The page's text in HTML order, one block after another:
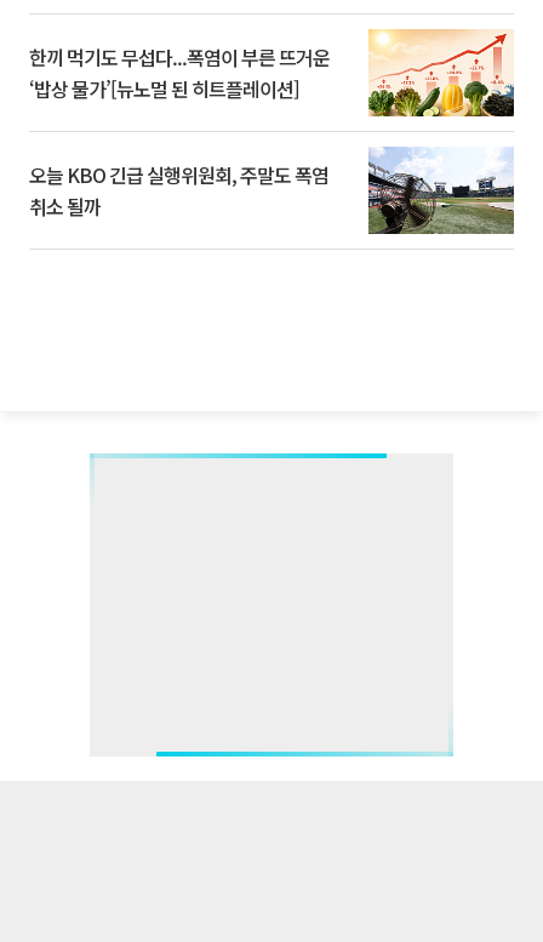
한끼 먹기도 무섭다...폭염이 부른 뜨거운
‘밥상 물가’[뉴노멀 된 히트플레이션]
오늘 KBO 긴급 실행위원회, 주말도 폭염
취소 될까